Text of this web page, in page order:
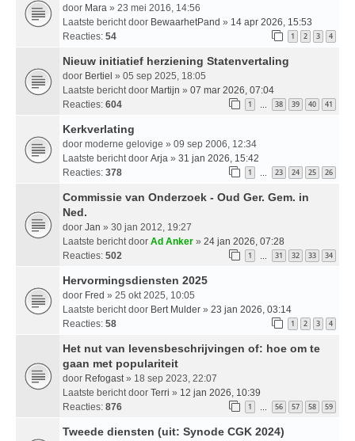
door Mara » 23 mei 2016, 14:56
Laatste bericht door BewaarhetPand » 14 apr 2026, 15:53
Reacties: 54 1 2 3 4
Nieuw initiatief herziening Statenvertaling
door Bertiel » 05 sep 2025, 18:05
Laatste bericht door Martijn » 07 mar 2026, 07:04
Reacties: 604 1 … 38 39 40 41
Kerkverlating
door moderne gelovige » 09 sep 2006, 12:34
Laatste bericht door Arja » 31 jan 2026, 15:42
Reacties: 378 1 … 23 24 25 26
Commissie van Onderzoek - Oud Ger. Gem. in
Ned.
door Jan » 30 jan 2012, 19:27
Laatste bericht door Ad Anker » 24 jan 2026, 07:28
Reacties: 502 1 … 31 32 33 34
Hervormingsdiensten 2025
door Fred » 25 okt 2025, 10:05
Laatste bericht door Bert Mulder » 23 jan 2026, 03:14
Reacties: 58 1 2 3 4
Het nut van levensbeschrijvingen of: hoe om te
gaan met populariteit
door Refogast » 18 sep 2023, 22:07
Laatste bericht door Terri » 12 jan 2026, 10:39
Reacties: 876 1 … 56 57 58 59
Tweede diensten (uit: Synode CGK 2024)